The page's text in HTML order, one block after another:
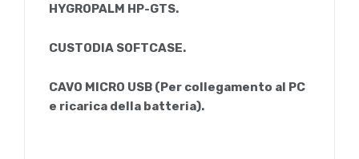
HYGROPALM HP-GTS.
CUSTODIA SOFTCASE.
CAVO MICRO USB (Per collegamento al PC
e ricarica della batteria).